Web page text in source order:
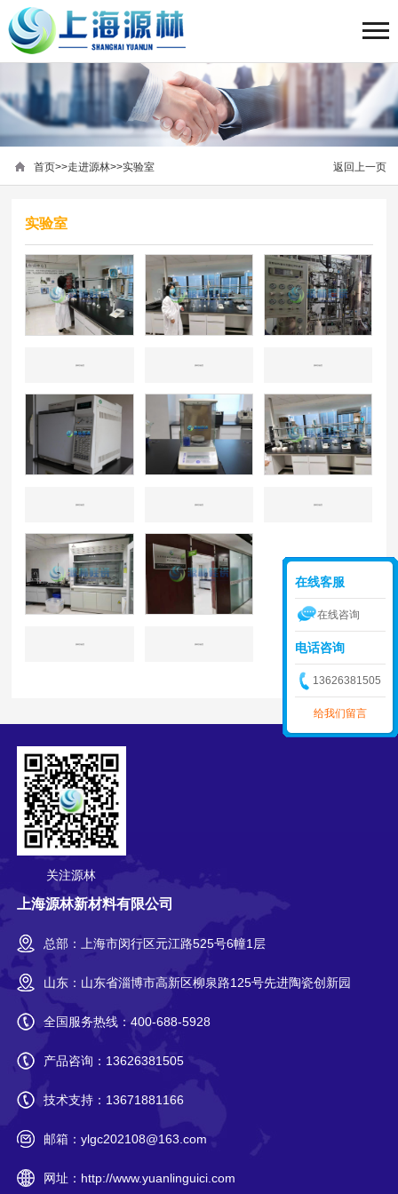
返回上一页
首页>>走进源林>>实验室
实验室
关注源林
上海源林新材料有限公司
总部：上海市闵行区元江路525号6幢1层
山东：山东省淄博市高新区柳泉路125号先进陶瓷创新园
全国服务热线： 400-688-5928
产品咨询： 13626381505
技术支持： 13671881166
邮箱： ylgc202108@163.com
网址： http://www.yuanlinguici.com
在线客服
在线咨询
电话咨询
13626381505
给我们留言